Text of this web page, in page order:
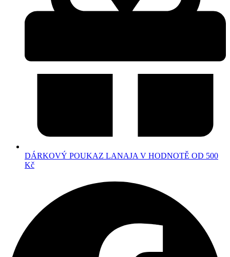
DÁRKOVÝ POUKAZ LANAJA V HODNOTĚ OD 500
Kč